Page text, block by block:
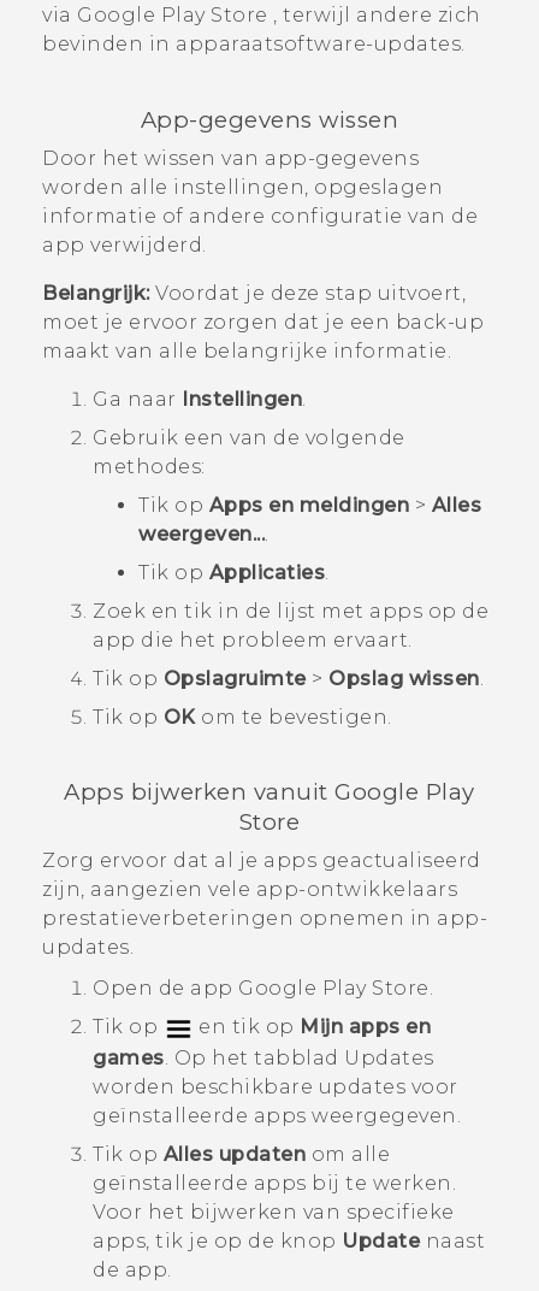
via Google Play Store , terwijl andere zich
bevinden in apparaatsoftware-updates.
App-gegevens wissen
Door het wissen van app-gegevens
worden alle instellingen, opgeslagen
informatie of andere configuratie van de
app verwijderd.
Belangrijk:Voordat je deze stap uitvoert,
moet je ervoor zorgen dat je een back-up
maakt van alle belangrijke informatie.
Ga naar Instellingen.
Gebruik een van de volgende
methodes:
Tik op Apps en meldingen > Alles
weergeven....
Tik op Applicaties.
Zoek en tik in de lijst met apps op de
app die het probleem ervaart.
Tik op Opslagruimte> Opslag wissen.
Tik op OKom te bevestigen.
Apps bijwerken vanuitGoogle Play
Store
Zorg ervoor dat al je apps geactualiseerd
zijn, aangezien vele app-ontwikkelaars
prestatieverbeteringen opnemen in app-
updates.
Open de app Google Play Store.
Tik op
en tik op Mijn apps en
games Op het tabblad Updates
worden beschikbare updates voor
geïnstalleerde apps weergegeven.
Tik op Alles updaten om alle
geïnstalleerde apps bij te werken.
Voor het bijwerken van specifieke
apps, tik je op de knop Updatenaast
de app.